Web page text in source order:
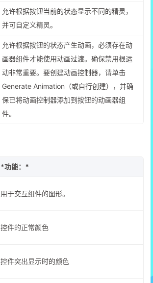
允许根据按钮当前的状态显示不同的精灵，
并可自定义精灵。
允许根据按钮的状态产生动画，必须存在动
画器组件才能使用动画过渡。确保禁用根运
动非常重要。要创建动画控制器，请单击
Generate Animation（或自行创建），并确
保已将动画控制器添加到按钮的动画器组
件。
*功能：*
用于交互组件的图形。
控件的正常颜色
控件突出显示时的颜色